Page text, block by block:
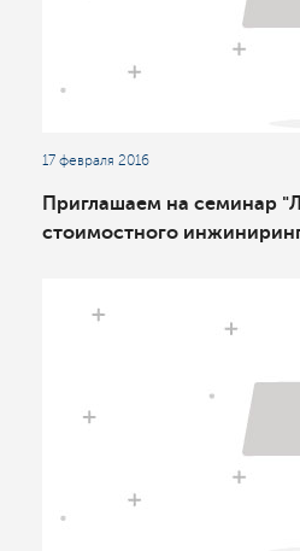
17 февраля 2016
Приглашаем на семинар
стоимостного